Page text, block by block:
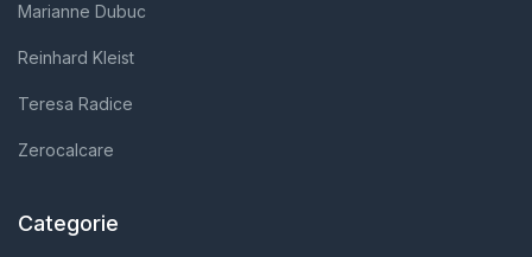
Marianne Dubuc
Reinhard Kleist
Teresa Radice
Zerocalcare
Categorie